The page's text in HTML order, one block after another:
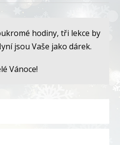
hodiny, tři lekce by
jsou Vaše jako dárek.
Vánoce!